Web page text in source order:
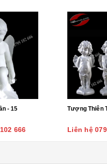
Tượng Thiên Thần - 15
666 Liên hệ